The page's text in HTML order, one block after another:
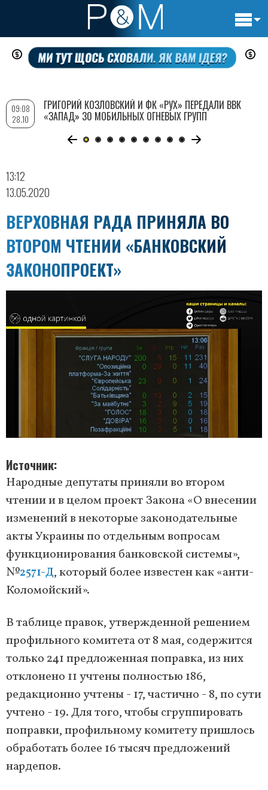
Перейти
содержанию
13:12
13.05.2020
ВЕРХОВНАЯ РАДА ПРИНЯЛА ВО
ВТОРОМ ЧТЕНИИ «БАНКОВСКИЙ
ЗАКОНОПРОЕКТ»
Источник
Народные депутаты приняли во втором
чтении и в целом проект Закона «О внесении
изменений в некоторые законодательные
акты Украины по отдельным вопросам
функционирования банковской системы»,
№2571-Д, который более известен как «анти-
Коломойский».
В таблице правок, утвержденной решением
профильного комитета от 8 мая, содержится
только 241 предложенная поправка, из них
отклонено 11 учтены полностью 186,
редакционно учтены - 17, частично - 8, по сути
учтено - 19. Для того, чтобы сгруппировать
поправки, профильному комитету пришлось
обработать более 16 тысяч предложений
нардепов.
09:08
28.10
ГРИГОРИЙ КОЗЛОВСКИЙ И ФК «РУХ» ПЕРЕДАЛИ ВВК
«ЗАПАД» 30 МОБИЛЬНЫХ ОГНЕВЫХ ГРУПП